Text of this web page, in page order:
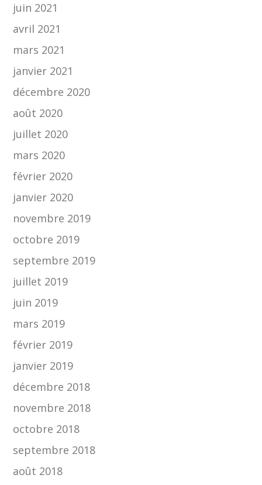
juin 2021
avril 2021
mars 2021
janvier 2021
décembre 2020
août 2020
juillet 2020
mars 2020
février 2020
janvier 2020
novembre 2019
octobre 2019
septembre 2019
juillet 2019
juin 2019
mars 2019
février 2019
janvier 2019
décembre 2018
novembre 2018
octobre 2018
septembre 2018
août 2018